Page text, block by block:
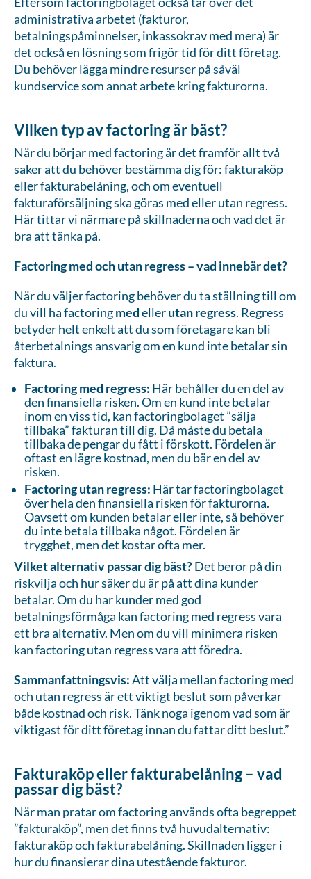
administrativa arbetet (fakturor,
betalningspåminnelser, inkassokrav med mera) är
det också en lösning som frigör tid för ditt företag.
Du behöver lägga mindre resurser på såväl
kundservice som annat arbete kring fakturorna.
Vilken typ av factoring är bäst?
När du börjar med factoring är det framför allt två
saker att du behöver bestämma dig för: fakturaköp
eller fakturabelåning, och om eventuell
fakturaförsäljning ska göras med eller utan regress.
Här tittar vi närmare på skillnaderna och vad det är
bra att tänka på.
Factoring med och utan regress – vad innebär det?
När du väljer factoring behöver du ta ställning till om
du vill ha factoringmedellerutan regress. Regress
betyder helt enkelt att du som företagare kan bli
återbetalnings ansvarig om en kund inte betalar sin
faktura.
Factoring med regress: Här behåller du en del av
den finansiella risken. Om en kund inte betalar
inom en viss tid, kan factoringbolaget ”sälja
tillbaka” fakturan till dig. Då måste du betala
tillbaka de pengar du fått i förskott. Fördelen är
oftast en lägre kostnad, men du bär en del av
risken.
Factoring utan regress: Här tar factoringbolaget
över hela den finansiella risken för fakturorna.
Oavsett om kunden betalar eller inte, så behöver
du inte betala tillbaka något. Fördelen är
trygghet, men det kostar ofta mer.
Vilket alternativ passar dig bäst?Det beror på din
riskvilja och hur säker du är på att dina kunder
betalar. Om du har kunder med god
betalningsförmåga kan factoring med regress vara
ett bra alternativ. Men om du vill minimera risken
kan factoring utan regress vara att föredra.
Sammanfattningsvis:Att välja mellan factoring med
och utan regress är ett viktigt beslut som påverkar
både kostnad och risk. Tänk noga igenom vad som är
viktigast för ditt företag innan du fattar ditt beslut.”
Fakturaköp eller fakturabelåning – vad
passar dig bäst?
När man pratar om factoring används ofta begreppet
”fakturaköp”, men det finns två huvudalternativ:
fakturaköp och fakturabelåning. Skillnaden ligger i
hur du finansierar dina utestående fakturor.